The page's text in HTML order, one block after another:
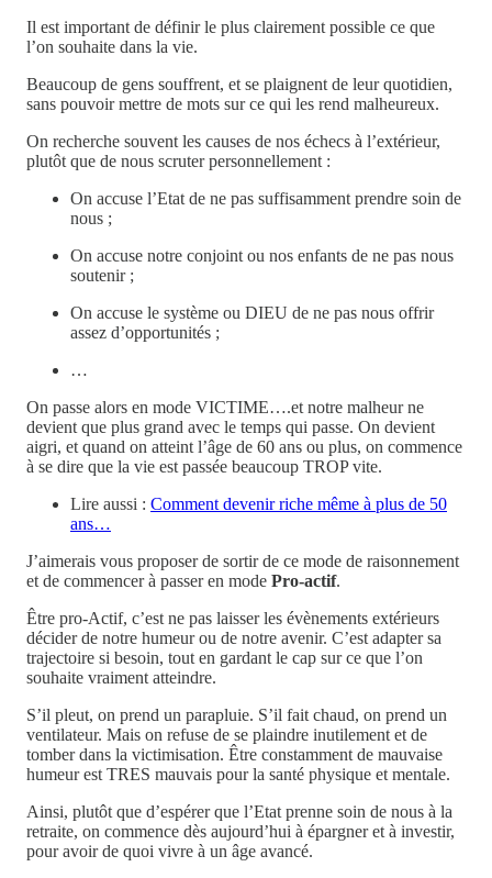
Il est important de définir le plus clairement possible ce que
l’on souhaite dans la vie.
Beaucoup de gens souffrent, et se plaignent de leur quotidien,
sans pouvoir mettre de mots sur ce qui les rend malheureux.
On recherche souvent les causes de nos échecs à l’extérieur,
plutôt que de nous scruter personnellement :
On accuse l’Etat de ne pas suffisamment prendre soin de
nous ;
On accuse notre conjoint ou nos enfants de ne pas nous
soutenir ;
On accuse le système ou DIEU de ne pas nous offrir
assez d’opportunités ;
…
On passe alors en mode VICTIME….et notre malheur ne
devient que plus grand avec le temps qui passe. On devient
aigri, et quand on atteint l’âge de 60 ans ou plus, on commence
à se dire que la vie est passée beaucoup TROP vite.
Lire aussi : Comment devenir riche même à plus de 50
ans…
J’aimerais vous proposer de sortir de ce mode de raisonnement
et de commencer à passer en mode Pro-actif.
Être pro-Actif, c’est ne pas laisser les évènements extérieurs
décider de notre humeur ou de notre avenir. C’est adapter sa
trajectoire si besoin, tout en gardant le cap sur ce que l’on
souhaite vraiment atteindre.
S’il pleut, on prend un parapluie. S’il fait chaud, on prend un
ventilateur. Mais on refuse de se plaindre inutilement et de
tomber dans la victimisation. Être constamment de mauvaise
humeur est TRES mauvais pour la santé physique et mentale.
Ainsi, plutôt que d’espérer que l’Etat prenne soin de nous à la
retraite, on commence dès aujourd’hui à épargner et à investir,
pour avoir de quoi vivre à un âge avancé.